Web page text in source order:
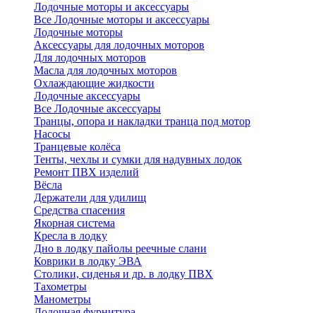
Лодочные моторы и аксессуары
Все Лодочные моторы и аксессуары
Лодочные моторы
Аксессуары для лодочных моторов
Для лодочных моторов
Масла для лодочных моторов
Охлаждающие жидкости
Лодочные аксессуары
Все Лодочные аксессуары
Транцы, опора и накладки транца под мотор
Насосы
Транцевые колёса
Тенты, чехлы и сумки для надувных лодок
Ремонт ПВХ изделий
Вёсла
Держатели для удилищ
Средства спасения
Якорная система
Кресла в лодку
Дно в лодку пайолы реечные слани
Коврики в лодку ЭВА
Столики, сиденья и др. в лодку ПВХ
Тахометры
Манометры